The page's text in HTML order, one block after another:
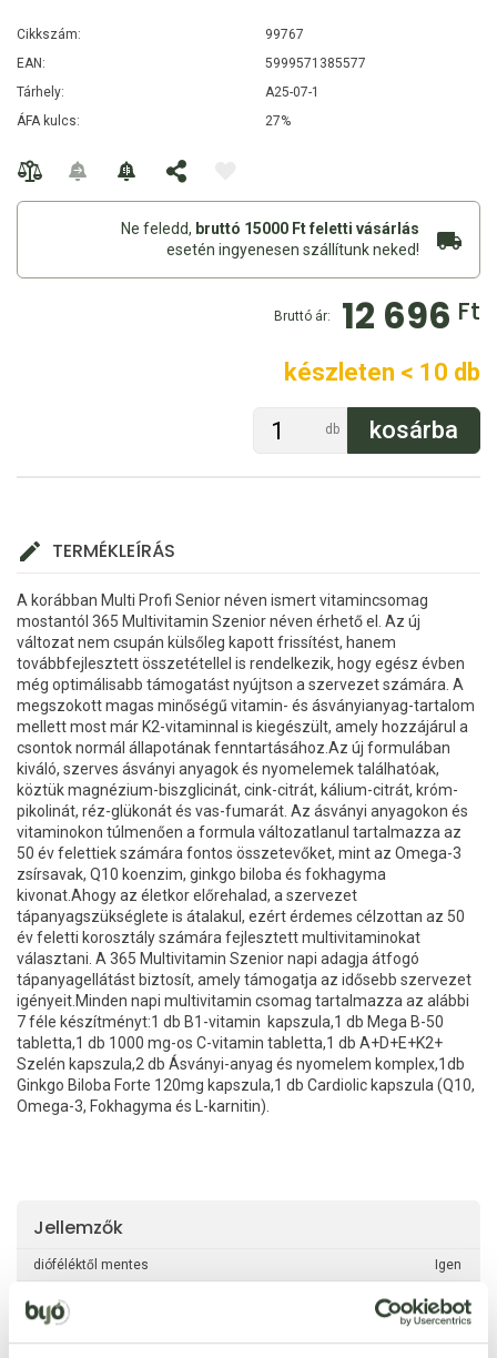
Cikkszám:
99767
EAN:
5999571385577
Tárhely:
A25-07-1
ÁFA kulcs:
27%
Ne feledd, bruttó 15000 Ft feletti vásárlás
esetén ingyenesen szállítunk neked!
Bruttó ár: 12 696 Ft
készleten < 10 db
db
TERMÉKLEÍRÁS
A korábban Multi Profi Senior néven ismert vitamincsomag
mostantól 365 Multivitamin Szenior néven érhető el. Az új
változat nem csupán külsőleg kapott frissítést, hanem
továbbfejlesztett összetétellel is rendelkezik, hogy egész évben
még optimálisabb támogatást nyújtson a szervezet számára. A
megszokott magas minőségű vitamin- és ásványianyag-tartalom
mellett most már K2-vitaminnal is kiegészült, amely hozzájárul a
csontok normál állapotának fenntartásához.Az új formulában
kiváló, szerves ásványi anyagok és nyomelemek találhatóak,
köztük magnézium-biszglicinát, cink-citrát, kálium-citrát, króm-
pikolinát, réz-glükonát és vas-fumarát. Az ásványi anyagokon és
vitaminokon túlmenően a formula változatlanul tartalmazza az
50 év felettiek számára fontos összetevőket, mint az Omega-3
zsírsavak, Q10 koenzim, ginkgo biloba és fokhagyma
kivonat.Ahogy az életkor előrehalad, a szervezet
tápanyagszükséglete is átalakul, ezért érdemes célzottan az 50
év feletti korosztály számára fejlesztett multivitaminokat
választani. A 365 Multivitamin Szenior napi adagja átfogó
tápanyagellátást biztosít, amely támogatja az idősebb szervezet
igényeit.Minden napi multivitamin csomag tartalmazza az alábbi
7 féle készítményt:1 db B1-vitamin kapszula,1 db Mega B-50
tabletta,1 db 1000 mg-os C-vitamin tabletta,1 db A+D+E+K2+
Szelén kapszula,2 db Ásványi-anyag és nyomelem komplex,1db
Ginkgo Biloba Forte 120mg kapszula,1 db Cardiolic kapszula (Q10,
Omega-3, Fokhagyma és L-karnitin).
Jellemzők
dióféléktől mentes Igen
földimogyorótól mentes Igen
haltól mentes Igen